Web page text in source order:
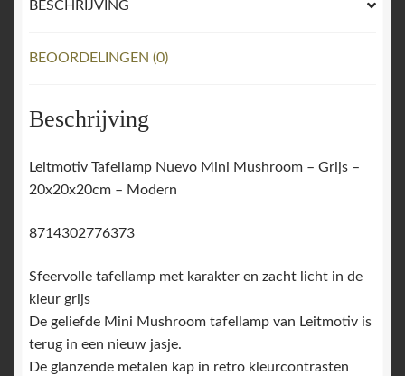
BESCHRIJVING
BEOORDELINGEN (0)
Beschrijving
Leitmotiv Tafellamp Nuevo Mini Mushroom – Grijs –
20x20x20cm – Modern
8714302776373
Sfeervolle tafellamp met karakter en zacht licht in de
kleur grijs
De geliefde Mini Mushroom tafellamp van Leitmotiv is
terug in een nieuw jasje.
De glanzende metalen kap in retro kleurcontrasten